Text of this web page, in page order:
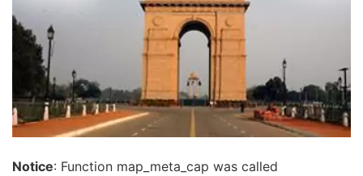
Notice: Function map_meta_cap was called